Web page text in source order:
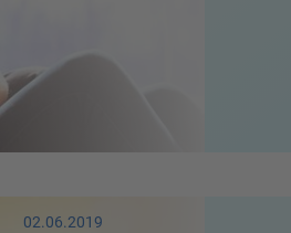
02.06.2019